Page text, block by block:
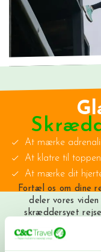
At mærke
At klatre til
At mærke dit
Fortæl os om dine
deler vores
skræddersyet
gang med at
som vi har aftalt.
rejse med os i